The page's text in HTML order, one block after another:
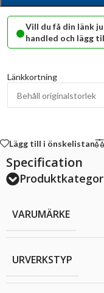
•Vill du få din länk
handled och lägg
Länkkortning
Lägg till i önskelistan
Specification
VARUMÄRKE
URVERKSTYP